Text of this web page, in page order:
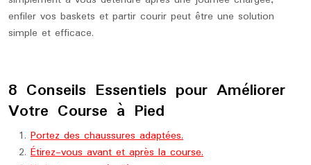
enfiler vos baskets et partir courir peut être une solution
simple et efficace.
8 Conseils Essentiels pour Améliorer
Votre Course à Pied
Portez des chaussures adaptées.
Étirez-vous avant et après la course.